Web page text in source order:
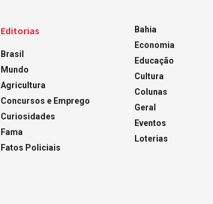
Editorias
Brasil
Mundo
Agricultura
Concursos e Emprego
Curiosidades
Fama
Fatos Policiais
Bahia
Economia
Educação
Cultura
Colunas
Geral
Eventos
Loterias